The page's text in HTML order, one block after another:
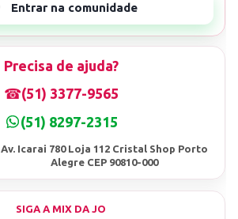
Precisa de ajuda?
☎(51) 3377-9565
(51) 8297-2315
Av. Icarai 780 Loja 112 Cristal Shop Porto
Alegre CEP 90810-000
SIGA A MIX DA JO